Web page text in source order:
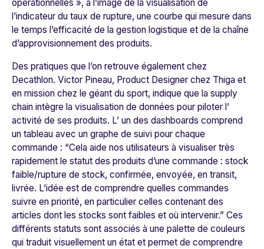
opérationnelles », à l’image de la visualisation de
l’indicateur du taux de rupture, une courbe qui mesure dans
le temps l’efficacité de la gestion logistique et de la chaîne
d’approvisionnement des produits.
Des pratiques que l’on retrouve également chez
Decathlon. Victor Pineau, Product Designer chez Thiga et
en mission chez le géant du sport, indique que la supply
chain intègre la visualisation de données pour piloter l’
activité de ses produits. L’ un des dashboards comprend
un tableau avec un graphe de suivi pour chaque
commande : “Cela aide nos utilisateurs à visualiser très
rapidement le statut des produits d’une commande : stock
faible/rupture de stock, confirmée, envoyée, en transit,
livrée. L’idée est de comprendre quelles commandes
suivre en priorité, en particulier celles contenant des
articles dont les stocks sont faibles et où intervenir.” Ces
différents statuts sont associés à une palette de couleurs
qui traduit visuellement un état et permet de comprendre